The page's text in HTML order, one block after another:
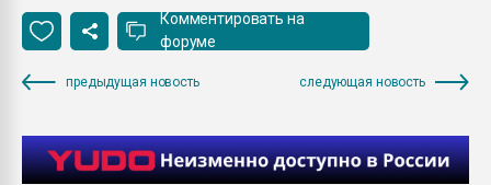
Комментировать на
форуме
предыдущая новость следующая новость